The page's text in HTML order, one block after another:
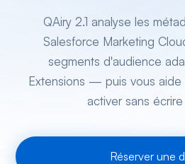
QAiry 2.1 analyse les
Salesforce Marketing
segments d'audience
Extensions — puis vous aide
activer sans
Réserver une